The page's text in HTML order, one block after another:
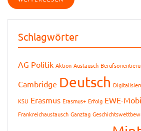
Schlagwörter
AG Politik Aktion Austausch
Cambridge Deutsch
KSU Erasmus Erasmus+ Erfolg EWE-
Frankreichaustausch Ganztag